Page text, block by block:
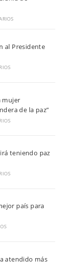
al Presidente
mujer
de la paz”
teniendo paz
país para
atendido más